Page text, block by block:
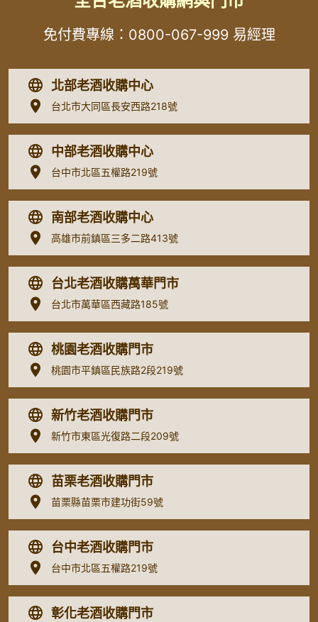
免付費專線： 0800-067-999易經理
北部老酒收購中心
台北市大同區長安西路218號
中部老酒收購中心
台中市北區五權路219號
南部老酒收購中心
高雄市前鎮區三多二路413號
台北老酒收購萬華門市
台北市萬華區西藏路185號
桃園老酒收購門市
桃園市平鎮區民族路2段219號
新竹老酒收購門市
新竹市東區光復路二段209號
苗栗老酒收購門市
苗栗縣苗栗市建功街59號
台中老酒收購門市
台中市北區五權路219號
彰化老酒收購門市